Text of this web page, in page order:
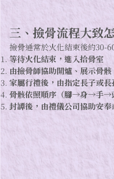
三、撿骨流程大致
撿骨通常於火化結束後約30-
等待火化結束，進入拾骨室
由撿骨師協助開爐、展示骨骸
家屬行禮後，由指定長子或
骨骸依照順序（腳→身→手→
封罈後，由禮儀公司協助安奉